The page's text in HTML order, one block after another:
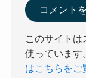
このサイトは
使っています
はこちらをご